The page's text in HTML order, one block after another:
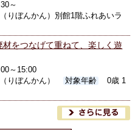
～
りぼんかん）別館1階ふれあいラ
をつなげて重ねて、楽しく遊
～15:00
りぼんかん） 対象年齢
0歳 1